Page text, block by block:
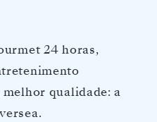
24 horas,
qualidade: a